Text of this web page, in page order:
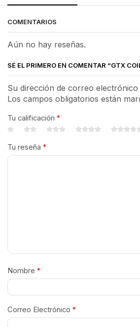
COMENTARIOS
Aún no hay reseñas.
SÉ EL PRIMERO EN COMENTAR “GTX
Su dirección de correo
Los campos obligatorios están
Tu calificación *
Tu reseña *
Nombre *
Correo Electrónico *